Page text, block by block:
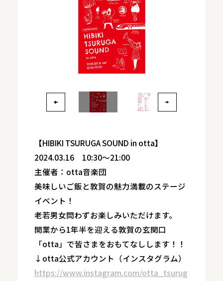
【HIBIKI TSURUGA SOUND in otta】
2024.03.16 10:30～21:00
主催者：otta音楽団
美味しいご飯と敦賀の魅力満載のステージ
イベント！
老若男女問わずお楽しみいただけます。
開業から1年半を迎える敦賀の玄関口
「otta」で皆さまをおもてなしします！！
↓otta公式アカウント（インスタグラム）
https://www.instagram.com/otta_tsurug